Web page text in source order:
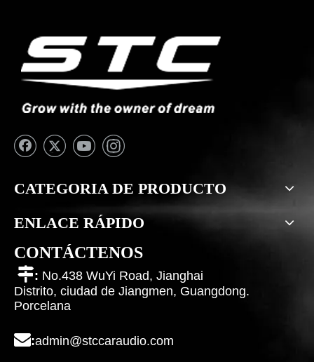
CATEGORIA DE PRODUCTO
ENLACE RÁPIDO
CONTÁCTENOS
: No.438 WuYi Road, Jianghai
Distrito, ciudad de Jiangmen, Guangdong.
Porcelana
:admin@stccaraudio.com